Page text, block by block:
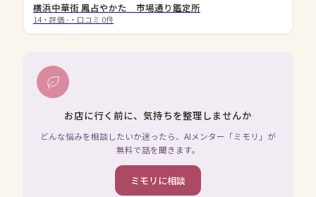
横浜中華街 鳳占やかた 市場通り鑑定所
14 ・評価 - ・口コミ 0件
お店に行く前に、気持ちを整理しませんか
どんな悩みを相談したいか迷ったら、AIメンター「ミモリ」が
無料で話を聞きます。
ミモリに相談